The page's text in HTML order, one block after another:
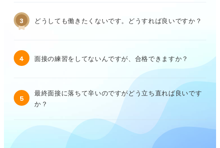
3 どうしても働きたくないです。どうすれば良いですか？
4 面接の練習をしてないんですが、合格できますか？
5
最終面接に落ちて辛いのですがどう立ち直れば良いです
か？